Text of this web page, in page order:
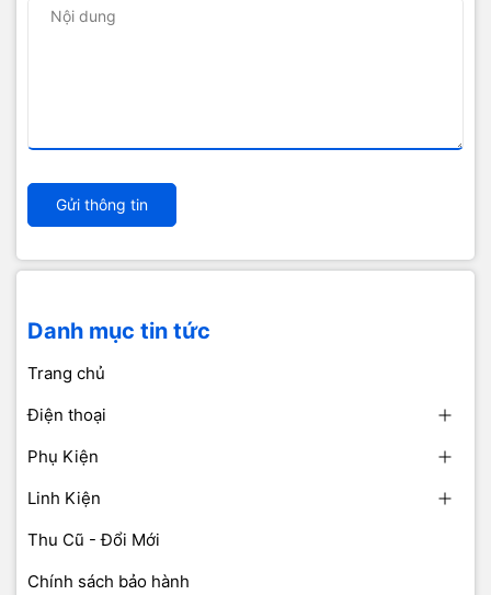
Gửi thông tin
Danh mục tin tức
Trang chủ
Điện thoại
Phụ Kiện
Linh Kiện
Thu Cũ - Đổi Mới
Chính sách bảo hành